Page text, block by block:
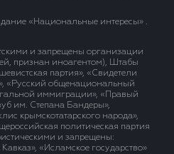
«Национальные интересы» .
и запрещены организации
признан иноагентом), Штабы
партия», «Свидетели
«Русский общенациональный
иммиграции», «Правый
им. Степана Бандеры»,
крымскотатарского народа»,
политическая партия
и запрещены:
«Исламское государство»